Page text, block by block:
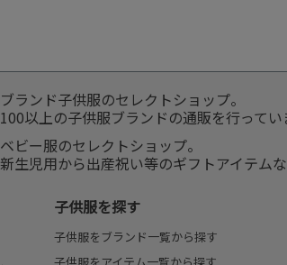
ブランド子供服のセレクトショップ。
100以上の子供服ブランドの通販を行ってい
ベビー服のセレクトショップ。
新生児用から出産祝い等のギフトアイテム
子供服を探す
子供服をブランド一覧から探す